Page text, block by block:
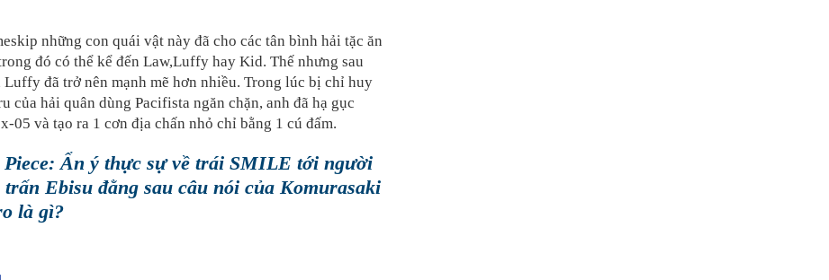
những con quái vật này đã cho các tân bình hải tặc ăn
đó có thể kể đến Law,Luffy hay Kid. Thế nhưng sau
đã trở nên mạnh mẽ hơn nhiều. Trong lúc bị chỉ huy
của hải quân dùng Pacifista ngăn chặn, anh đã hạ gục
05 và tạo ra 1 cơn địa chấn nhỏ chỉ bằng 1 cú đấm.
Piece: Ẩn ý thực sự về trái SMILE tới người
Ebisu đằng sau câu nói của Komurasaki
là gì?